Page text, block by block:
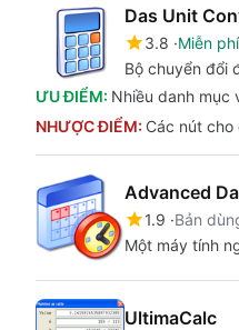
Das Unit
3.8 Miễn phí
Bộ chuyển đổi
ƯU ĐIỂM: Nhiều danh mục
NHƯỢC ĐIỂM: Các nút
Advanced
1.9 Bản
Một máy tính
UltimaCalc